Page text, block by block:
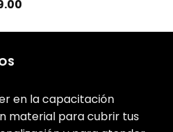
El
actual
en la capacitación
material para cubrir tus